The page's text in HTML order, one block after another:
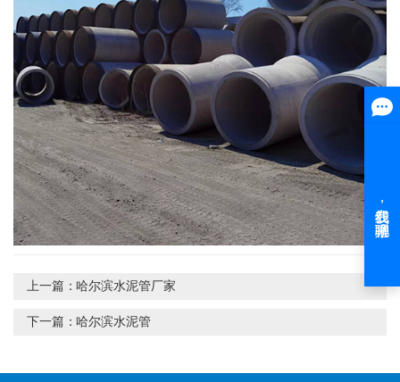
上一篇：哈尔滨水泥管厂家
下一篇：哈尔滨水泥管